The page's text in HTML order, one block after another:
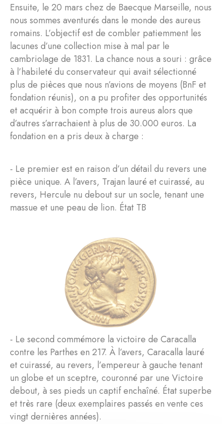
Ensuite, le 20 mars chez de Baecque Marseille, nous
nous sommes aventurés dans le monde des aureus
romains. L’objectif est de combler patiemment les
lacunes d’une collection mise à mal par le
cambriolage de 1831. La chance nous a souri : grâce
à l’habileté du conservateur qui avait sélectionné
plus de pièces que nous n’avions de moyens (BnF et
fondation réunis), on a pu profiter des opportunités
et acquérir à bon compte trois aureus alors que
d’autres s’arrachaient à plus de 30.000 euros. La
fondation en a pris deux à charge :
- Le premier est en raison d’un détail du revers une
pièce unique. A l’avers, Trajan lauré et cuirassé, au
revers, Hercule nu debout sur un socle, tenant une
massue et une peau de lion. État TB
- Le second commémore la victoire de Caracalla
contre les Parthes en 217. À l’avers, Caracalla lauré
et cuirassé, au revers, l’empereur à gauche tenant
un globe et un sceptre, couronné par une Victoire
debout, à ses pieds un captif enchaîné. État superbe
et très rare (deux exemplaires passés en vente ces
vingt dernières années).